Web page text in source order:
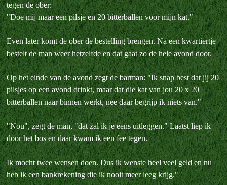
tegen de ober:
"Doe mij maar een pilsje en 20 bitterballen voor mijn kat."
Even later komt de ober de bestelling brengen. Na een kwartiertje
bestelt de man weer hetzelfde en dat gaat zo de hele avond door.
Op het einde van de avond zegt de barman: "Ik snap best dat jij 20
pilsjes op een avond drinkt, maar dat die kat van jou 20 x 20
bitterballen naar binnen werkt, nee daar begrijp ik niets van."
"Nou", zegt de man, "dat zal ik je eens uitleggen." Laatst liep ik
door het bos en daar kwam ik een fee tegen.
Ik mocht twee wensen doen. Dus ik wenste heel veel geld en nu
heb ik een bankrekening die ik nooit meer leeg krijg."